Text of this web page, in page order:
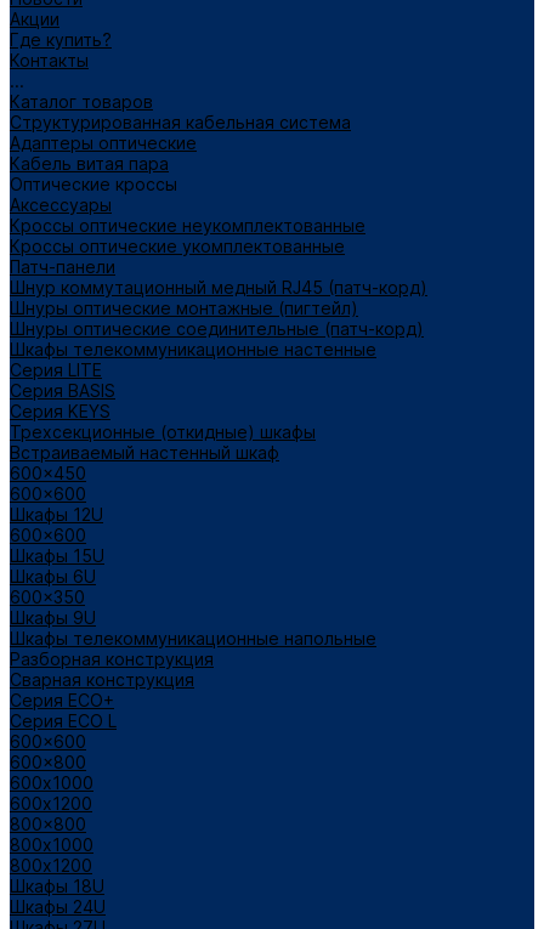
Акции
Где купить?
Контакты
...
Каталог товаров
Структурированная кабельная система
Адаптеры оптические
Кабель витая пара
Оптические кроссы
Аксессуары
Кроссы оптические неукомплектованные
Кроссы оптические укомплектованные
Патч-панели
Шнур коммутационный медный RJ45 (патч-корд)
Шнуры оптические монтажные (пигтейл)
Шнуры оптические соединительные (патч-корд)
Шкафы телекоммуникационные настенные
Cерия LITE
Cерия BASIS
Cерия KEYS
Трехсекционные (откидные) шкафы
Встраиваемый настенный шкаф
600x450
600x600
Шкафы 12U
600x600
Шкафы 15U
Шкафы 6U
600x350
Шкафы 9U
Шкафы телекоммуникационные напольные
Разборная конструкция
Сварная конструкция
Серия ECO+
Серия ECO L
600x600
600x800
600х1000
600х1200
800x800
800х1000
800х1200
Шкафы 18U
Шкафы 24U